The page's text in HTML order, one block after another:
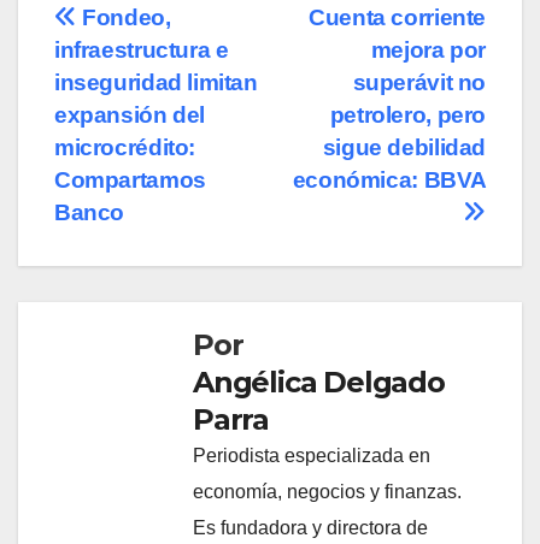
Navegación
de
entradas
Cuenta corriente
mejora por
superávit no
petrolero, pero
sigue debilidad
económica: BBVA
Fondeo,
infraestructura e
inseguridad limitan
expansión del
microcrédito:
Compartamos
Banco
Por
Angélica Delgado
Parra
Periodista especializada en
economía, negocios y finanzas.
Es fundadora y directora de